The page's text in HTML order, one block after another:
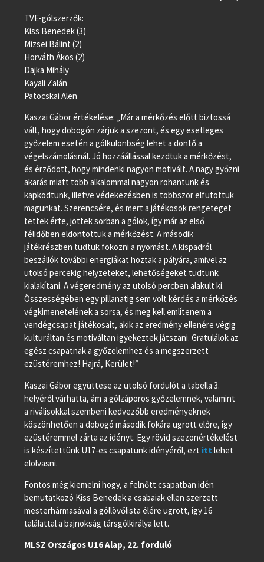
TVE-gólszerzők:
Kiss Benedek (3)
Mizsei Bálint (2)
Horváth Ákos (2)
Dajka Mihály
Kayali Zalán
Patocskai Alen
Kaszai Gábor értékelése: „Már a mérkőzés előtt biztossá
vált, hogy dobogón zárjuk a szezont, és egy esetleges
győzelem esetén a gólkülönbség lehet a döntő a
végelszámolásnál. Jó hozzáállással kezdtük a mérkőzést,
és érződött, hogy mindenki nagyon motivált. A nagy győzni
akarás miatt több alkalommal nagyon rohantunk és
kapkodtunk, illetve védekezésben is többször elfutottuk
magunkat. Szerencsére, és mert a játékosok rengeteget
tettek érte, jöttek sorban a gólok, így már az első
félidőben eldöntöttük a mérkőzést. A második
játékrészben tudtuk fokozni a nyomást. A kispadról
beszállók további energiákat hoztak a pályára, amivel az
utolsó percekig helyzeteket, lehetőségeket tudtunk
kialakítani. A végeredmény az utolsó percben alakult ki.
Összességében egy pillanatig sem volt kérdés a mérkőzés
végkimenetelének a sorsa, és meg kell említenem a
vendégcsapat játékosait, akik az eredmény ellenére végig
kulturáltan és motiváltan igyekeztek játszani. Gratulálok az
egész csapatnak a győzelemhez és a megszerzett
ezüstéremhez! Hajrá, Kerület!”
Kaszai Gábor együttese az utolsó fordulót a tabella 3.
helyéről várhatta, ám a gólzáporos győzelemnek, valamint
a riválisokkal szembeni kedvezőbb eredményeknek
köszönhetően a dobogó második fokára ugrott előre, így
ezüstéremmel zárta az idényt. Egy rövid szezonértékelést
is készítettünk U17-es csapatunk idényéről, ezt itt lehet
elolvasni.
Fontos még kiemelni hogy, a felnőtt csapatban idén
bemutatkozó Kiss Benedek a csabaiak ellen szerzett
mesterhármasával a góllövőlista élére ugrott, így 16
találattal a bajnokság társgólkirálya lett.
MLSZ Országos U16 Alap, 22. forduló